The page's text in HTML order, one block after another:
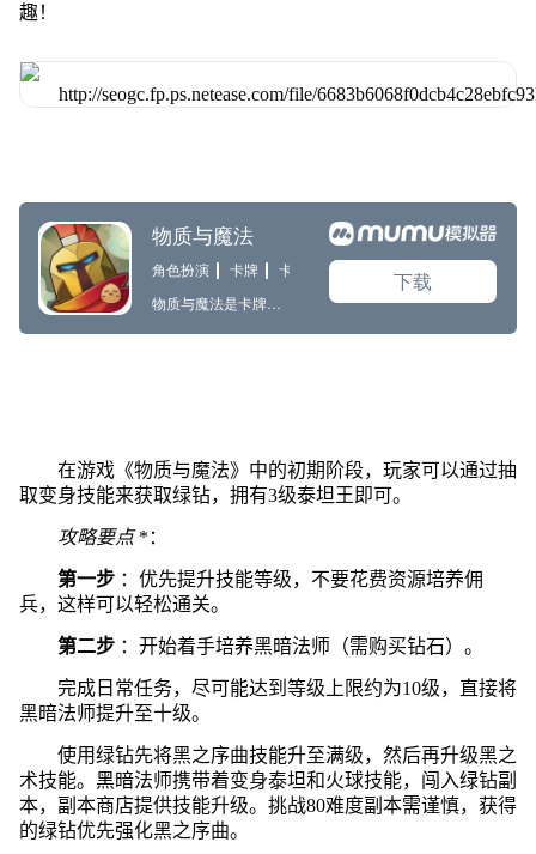
趣！
在游戏《物质与魔法》中的初期阶段，玩家可以通过抽
取变身技能来获取绿钻，拥有3级泰坦王即可。
攻略要点*：
第一步 ：优先提升技能等级，不要花费资源培养佣
兵，这样可以轻松通关。
第二步 ：开始着手培养黑暗法师（需购买钻石）。
完成日常任务，尽可能达到等级上限约为10级，直接将
黑暗法师提升至十级。
使用绿钻先将黑之序曲技能升至满级，然后再升级黑之
术技能。黑暗法师携带着变身泰坦和火球技能，闯入绿钻副
本，副本商店提供技能升级。挑战80难度副本需谨慎，获得
的绿钻优先强化黑之序曲。